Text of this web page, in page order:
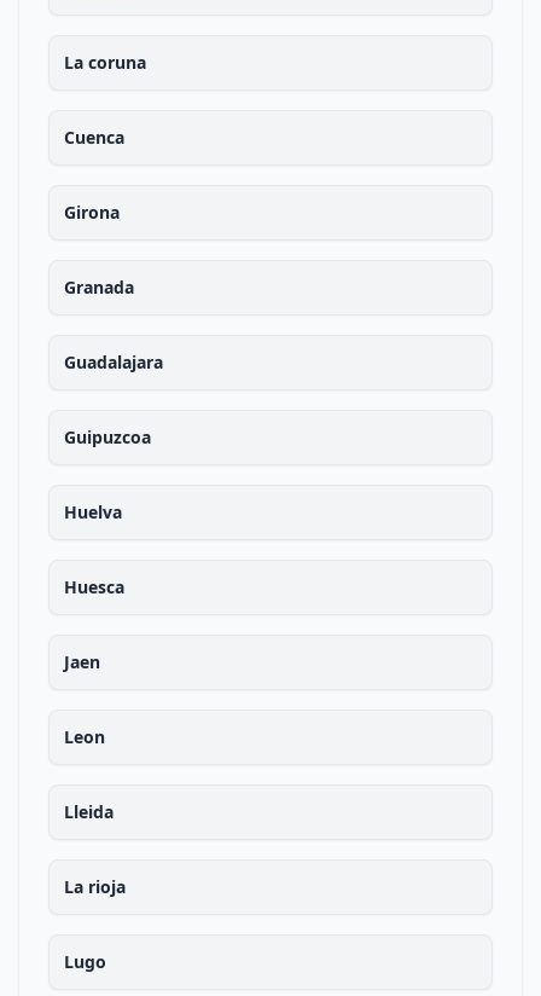
La coruna
Cuenca
Girona
Granada
Guadalajara
Guipuzcoa
Huelva
Huesca
Jaen
Leon
Lleida
La rioja
Lugo